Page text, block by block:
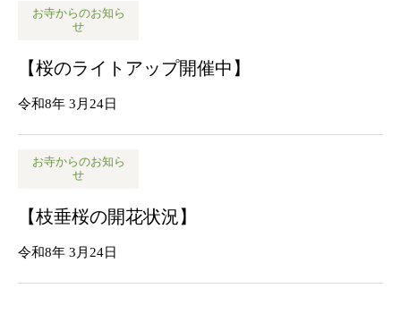
お寺からのお知ら
せ
【桜のライトアップ開催中】
令和8年 3月24日
お寺からのお知ら
せ
【枝垂桜の開花状況】
令和8年 3月24日